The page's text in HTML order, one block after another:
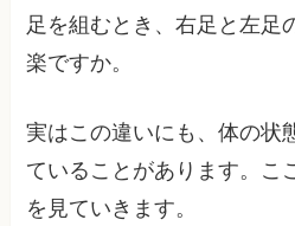
足を組むとき、右足と左足
楽ですか。
実はこの違いにも、体の状
ていることがあります。こ
を見ていきます。